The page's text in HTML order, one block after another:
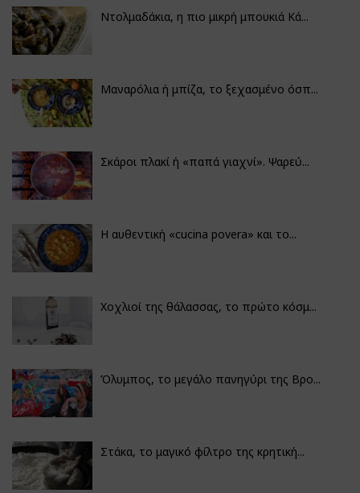
Ντολμαδάκια, η πιο μικρή μπουκιά Κά...
Μαναρόλια ή μπίζα, το ξεχασμένο όσπ...
Σκάροι πλακί ή «παπά γιαχνί». Ψαρεύ...
Η αυθεντική «cucina povera» και το...
Χοχλιοί της θάλασσας, το πρώτο κόσμ...
Όλυμπος, το μεγάλο πανηγύρι της Βρο...
Στάκα, το μαγικό φίλτρο της κρητική...